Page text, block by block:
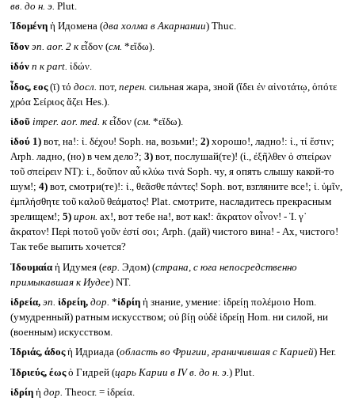
вв. до н. э. Plut.
Ἰδομένη ἡ Идомена (два холма в Акарнании) Thuc.
ἴδον эп. aor. 2 кεἶδον (см. *εἴδω).
ἰδόν n к part. ἰδών.
ἶδος, εος(ῑ) τό досл. пот, перен. сильная жара, зной (ἴδει ἐν αἰνοτάτῳ, ὁπότε
χρόα Σείριος ἄζει Hes.).
ἰδοῦ imper. aor. med. кεἶδον (см. *εἴδω).
ἰδού 1)вот, на!: ἰ. δέχου! Soph. на, возьми!; 2)хорошо!, ладно!: ἰ., τί ἔστιν;
Arph. ладно, (но) в чем дело?; 3)вот, послушай(те)! (ἰ., ἐξῆλθεν ὁ σπείρων
τοῦ σπείρειν NT): ἰ., δοῦπον αὖ κλύω τινά Soph. чу, я опять слышу какой-то
шум!; 4)вот, смотри(те)!: ἰ., θεᾶσθε πάντες! Soph. вот, взгляните все!; ἰ. ὑμῖν,
ἐμπλήσθητε τοῦ καλοῦ θεάματος! Plat. смотрите, насладитесь прекрасным
зрелищем!; 5) ирон. ах!, вот тебе на!, вот как!: ἄκρατον οἶνον! - Ἰ. γ᾽
ἄκρατον! Περὶ ποτοῦ γοῦν ἐστί σοι; Arph. (дай) чистого вина! - Ах, чистого!
Так тебе выпить хочется?
Ἰδουμαία ἡ Идумея (евр. Эдом) (страна, с юга непосредственно
примыкавшая к Иудее) NT.
ἰδρεία, эп. ἰδρείη, дор. *ἰδρίη ἡ знание, умение: ἰδρείῃ πολέμοιο Hom.
(умудренный) ратным искусством; οὐ βίῃ οὐδὲ ἰδρείῃ Hom. ни силой, ни
(военным) искусством.
Ἰδριάς, άδοςἡ Идриада (область во Фригии, граничившая с Карией) Her.
Ἱδριεύς, έωςὁ Гидрей (царь Карии в IV в. до н. э. ) Plut.
ἰδρίη ἡ дор. Theocr. = ἰδρεία.